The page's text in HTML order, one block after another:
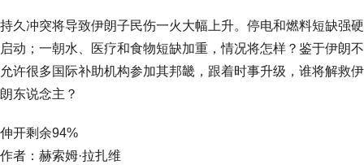
持久冲突将导致伊朗子民伤一火大幅上升。停电和燃料短缺强硬
启动；一朝水、医疗和食物短缺加重，情况将怎样？鉴于伊朗不
允许很多国际补助机构参加其邦畿，跟着时事升级，谁将解救伊
朗东说念主？
伸开剩余94%
作者：赫索姆·拉扎维